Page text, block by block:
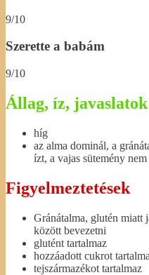
9/10
Szerette a babám
9/10
Állag, íz, javaslatok
híg
az alma dominál, a
ízt, a vajas sütemény
Figyelmeztetések
Gránátalma, glutén miatt
között bevezetni
glutént tartalmaz
hozzáadott cukrot
tejszármazékot tartalmaz